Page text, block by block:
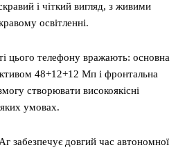
і чіткий вигляд, з живими
освітленні.
цього телефону вражають: основна
48+12+12 Мп і фронтальна
створювати високоякісні
яких умовах.
забезпечує довгий час автономної